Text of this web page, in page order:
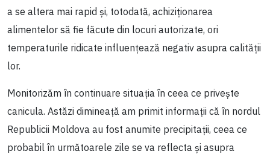
a se altera mai rapid și, totodată, achiziționarea
alimentelor să fie făcute din locuri autorizate, ori
temperaturile ridicate influențează negativ asupra calității
lor.
Monitorizăm în continuare situația în ceea ce privește
canicula. Astăzi dimineață am primit informații că în nordul
Republicii Moldova au fost anumite precipitații, ceea ce
probabil în următoarele zile se va reflecta și asupra